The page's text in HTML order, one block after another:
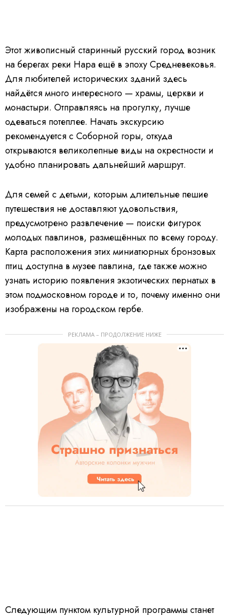
Этот живописный старинный русский город возник
на берегах реки Нара ещё в эпоху Средневековья.
Для любителей исторических зданий здесь
найдётся много интересного — храмы, церкви и
монастыри. Отправляясь на прогулку, лучше
одеваться потеплее. Начать экскурсию
рекомендуется с Соборной горы, откуда
открываются великолепные виды на окрестности и
удобно планировать дальнейший маршрут.
Для семей с детьми, которым длительные пешие
путешествия не доставляют удовольствия,
предусмотрено развлечение — поиски фигурок
молодых павлинов, размещённых по всему городу.
Карта расположения этих миниатюрных бронзовых
птиц доступна в музее павлина, где также можно
узнать историю появления экзотических пернатых в
этом подмосковном городе и то, почему именно они
изображены на городском гербе.
РЕКЛАМА – ПРОДОЛЖЕНИЕ НИЖЕ
Следующим пунктом культурной программы станет